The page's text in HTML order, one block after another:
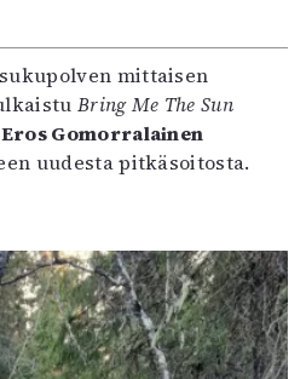
mittaisen
Bring Me The Sun
Eros Gomorralainen
uudesta pitkäsoitosta.